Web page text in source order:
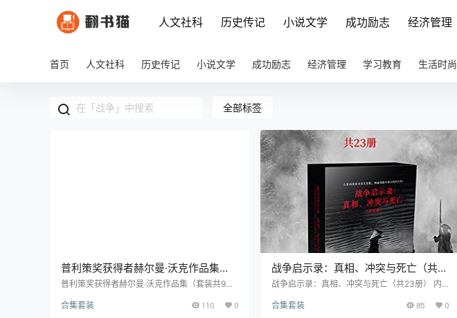
人文社科 历史传记 小说文学 成功励志 经济管理
首页 人文社科 历史传记 小说文学 成功励志 经济管理 学习教育 生活时尚
全部标签
普利策奖获得者赫尔曼·沃克作品集
（套装共9册）
普利策奖获得者赫尔曼·沃克作品集（套装共9
回忆：全2册》《战争风云：全2册》《凯恩舰哗
合集套装 110 0
战争启示录：真相、冲突与死亡（共
23册）
战争启示录：真相、冲突与死亡（共23册） 内
程，是读者了解战争历史、增长知识的应读书
合集套装 85 0